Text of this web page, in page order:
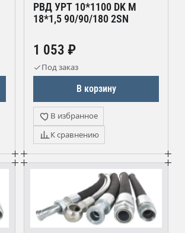
РВД УРТ 10*1100 DK М
18*1,5 90/90/180 2SN
1 053 ₽
Под заказ
В корзину
В избранное
К сравнению